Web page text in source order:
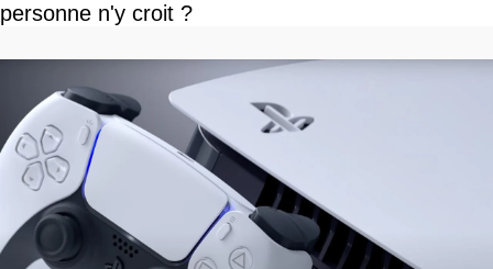
personne n'y croit ?